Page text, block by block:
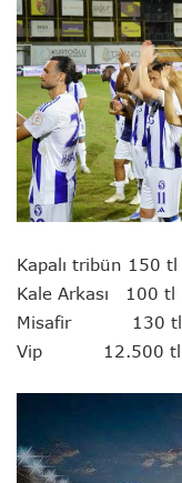
Kapalı tribün 150 tl
Kale Arkası 100 tl
Misafir 130 tl
Vip 12.500 tl